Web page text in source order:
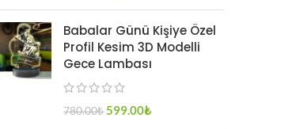
Babalar Günü Kişiye Özel
Profil Kesim 3D Modelli
Gece Lambası
780.00₺599.00₺